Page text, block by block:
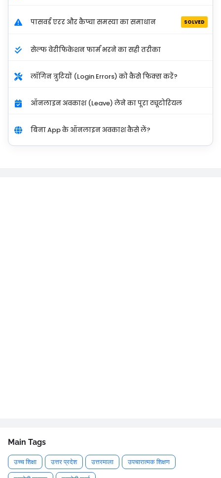
पासवर्ड एरर और कैप्चा समस्या का समाधान SOLVED
सेल्फ वेरीफिकेशन फार्म भरने का सही तरीका
लॉगिन त्रुटियों (Login Errors) को कैसे फिक्स करें?
ऑनलाइन अवकाश (Leave) लेने का पूरा ट्यूटोरियल
बिना App के ऑनलाइन अवकाश कैसे लें?
Main Tags
उच्च शिक्षा उत्तर प्रदेश उत्तरमाला उपचारात्मक शिक्षण